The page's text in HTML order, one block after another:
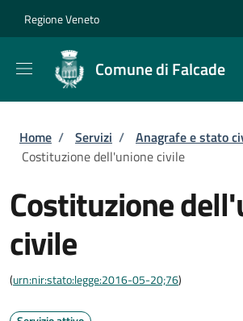
Regione Veneto
Comune di Falcade
Briciole di pane
Home / Servizi / Anagrafe e stato
Costituzione dell'unione civile
Costituzione
civile
(urn:nir:stato:legge:2016-05-20;76)